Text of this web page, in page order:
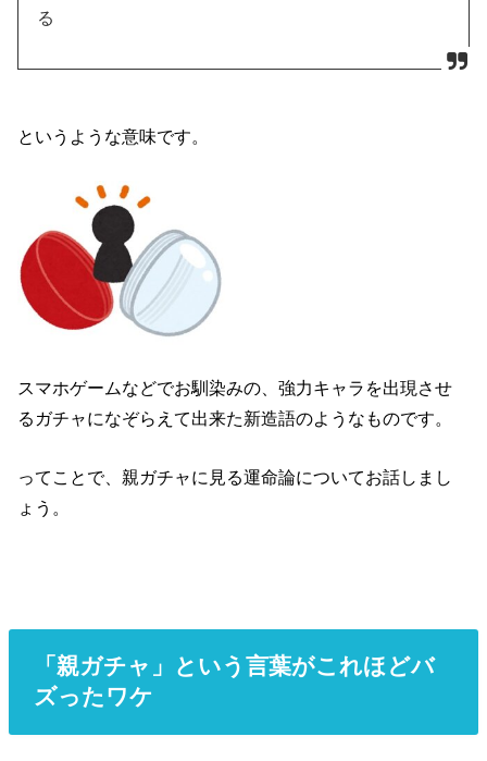
る
というような意味です。
スマホゲームなどでお馴染みの、強力キャラを出現させ
るガチャになぞらえて出来た新造語のようなものです。
ってことで、親ガチャに見る運命論についてお話しまし
ょう。
「親ガチャ」という言葉がこれほどバ
ズったワケ